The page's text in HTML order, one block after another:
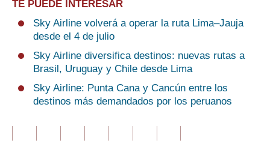
TE PUEDE INTERESAR
Sky Airline volverá a operar la ruta Lima–Jauja
desde el 4 de julio
Sky Airline diversifica destinos: nuevas rutas a
Brasil, Uruguay y Chile desde Lima
Sky Airline: Punta Cana y Cancún entre los
destinos más demandados por los peruanos